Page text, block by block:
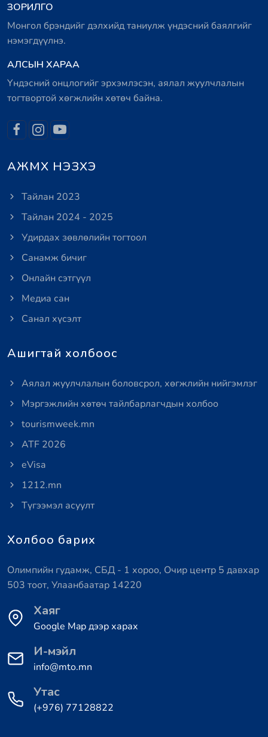
ЗОРИЛГО
Монгол брэндийг дэлхийд таниулж үндэсний баялгийг
нэмэгдүүлнэ.
АЛСЫН ХАРАА
Үндэсний онцлогийг эрхэмлэсэн, аялал жуулчлалын
тогтвортой хөгжлийн хөтөч байна.
АЖМХ НЭЗХЭ
Тайлан 2023
Тайлан 2024 - 2025
Удирдах зөвлөлийн тогтоол
Санамж бичиг
Онлайн сэтгүүл
Медиа сан
Санал хүсэлт
Ашигтай холбоос
Аялал жуулчлалын боловсрол, хөгжлийн нийгэмлэг
Мэргэжлийн хөтөч тайлбарлагчдын холбоо
tourismweek.mn
ATF 2026
eVisa
1212.mn
Түгээмэл асуулт
Холбоо барих
Олимпийн гудамж, СБД - 1 хороо, Очир центр 5 давхар
503 тоот, Улаанбаатар 14220
Хаяг
Google Map дээр харах
И-мэйл
info@mto.mn
Утас
(+976) 77128822